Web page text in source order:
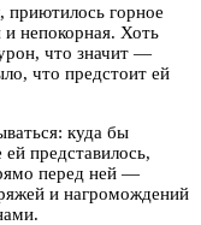
приютилось горное
и непокорная. Хоть
что значит —
что предстоит ей
куда бы
представилось,
перед ней —
и нагромождений